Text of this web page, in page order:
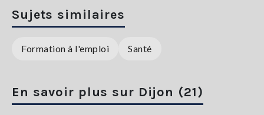
Sujets similaires
Formation à l'emploi Santé
En savoir plus sur Dijon (21)